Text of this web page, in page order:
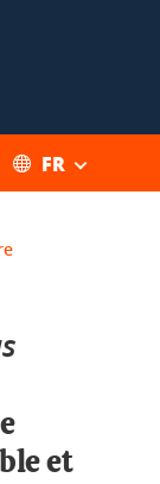
FR
et